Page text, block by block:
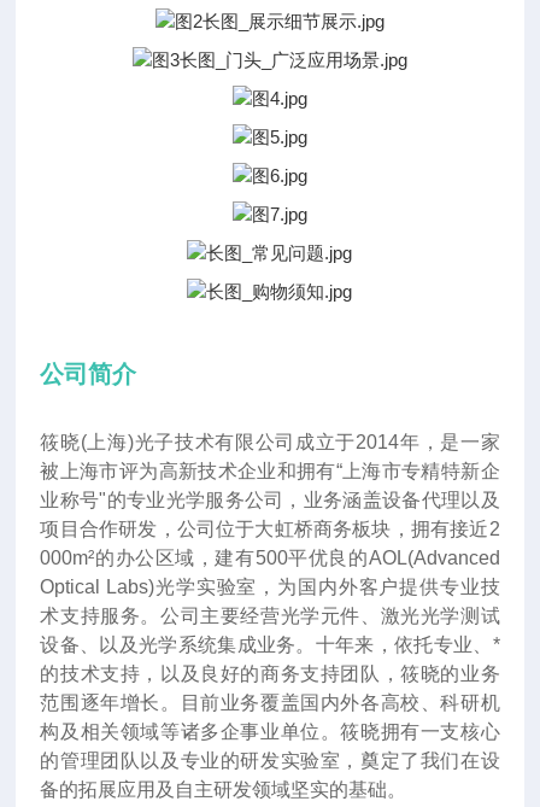
公司简介
筱晓(上海)光子技术有限公司成立于2014年 ， 是一家
被上海市评为高新技术企业和拥有“上海市专精特新企
业称号"的专业光学服务公司，业务涵盖设备代理以及
项目合作研发，公司位于大虹桥商务板块，拥有接近2
000m²的办公区域，建有500平优良的AOL(Advanced
Optical Labs)光学实验室，为国内外客户提供专业技
术支持服务。公司主要经营光学元件、激光光学测试
设备、以及光学系统集成业务。十年来 ，依托专业、*
的技术支持，以及良好的商务支持团队，筱晓的业务
范围逐年增长。目前业务覆盖国内外各高校、科研机
构及相关领域等诸多企事业单位。筱晓拥有一支核心
的管理团队以及专业的研发实验室，奠定了我们在设
备的拓展应用及自主研发领域坚实的基础。